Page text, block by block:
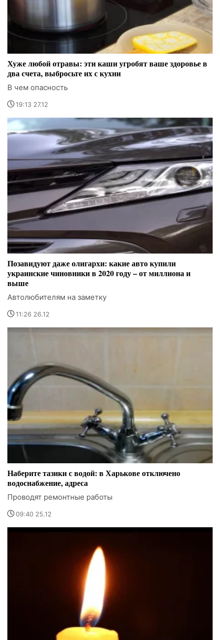
Хуже любой отравы: эти каши угробят ваше здоровье в
два счета, выбросьте их с кухни
В чем опасность
19:13 27.12
Позавидуют даже олигархи: какие авто купили
украинские чиновники в 2020 году – от миллиона и
выше
Автолюбителям на заметку
11:26 26.12
Наберите тазики с водой: в Харькове отключено
водоснабжение, адреса
Проводят ремонтные работы
09:40 25.12